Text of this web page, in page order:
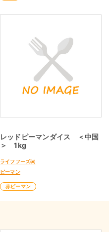
レッドピーマンダイス ＜中国
＞ 1kg
ライフフーズ㈱
ピーマン
赤ピーマン